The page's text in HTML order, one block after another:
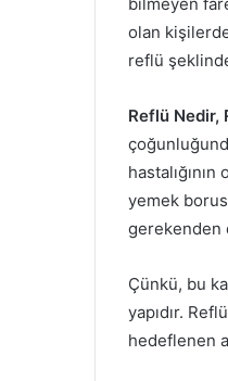
olan
reflü
Reflü
yemek
gerekenden
Çünkü, bu
yapıdır.
hedeflenen